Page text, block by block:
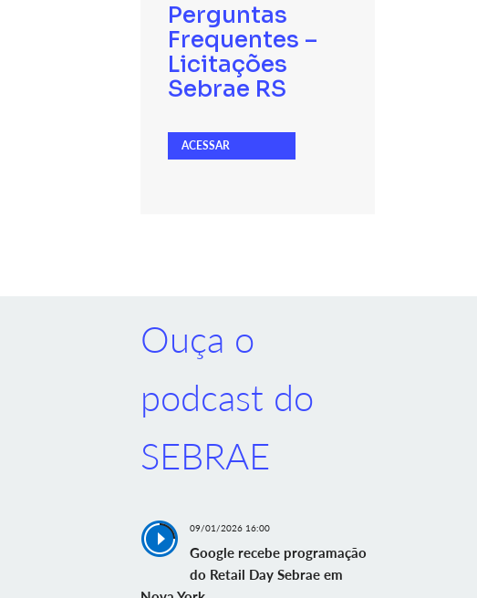
Perguntas
Frequentes –
Licitações
Sebrae RS
ACESSAR
Ouça o
podcast do
SEBRAE
09/01/2026 16:00
Google recebe programação
do Retail Day Sebrae em